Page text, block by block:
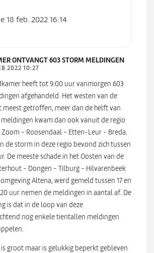
18 feb. 2022 16:14
ONTVANGT 603 STORM MELDINGEN
2022 10:27
heeft tot 9.00 uur vanmorgen 603
afgehandeld. Het westen van de
meest getroffen, meer dan de helft van
kwam dan ook vanuit de regio
Zoom - Roosendaal - Etten-Leur - Breda.
de storm in deze regio bevond zich tussen
De meeste schade in het Oosten van de
- Dongen - Tilburg - Hilvarenbeek
Altena, werd gemeld tussen 17 en
20 uur nemen de meldingen in aantal af. De
is dat in de loop van deze
nog enkele tientallen meldingen
is groot maar is gelukkig beperkt gebleven